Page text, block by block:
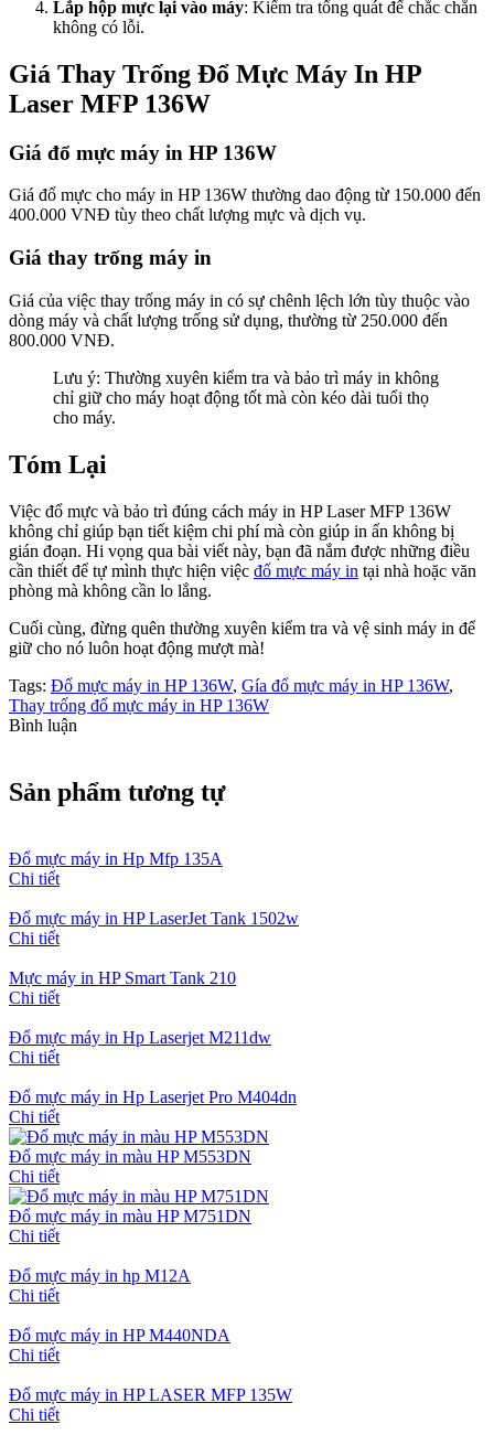
Lắp hộp mực lại vào máy: Kiểm tra tổng quát để chắc chắn
không có lỗi.
Giá Thay Trống Đổ Mực Máy In HP
Laser MFP 136W
Giá đổ mực máy in HP 136W
Giá đổ mực cho máy in HP 136W thường dao động từ 150.000 đến
400.000 VNĐ tùy theo chất lượng mực và dịch vụ.
Giá thay trống máy in
Giá của việc thay trống máy in có sự chênh lệch lớn tùy thuộc vào
dòng máy và chất lượng trống sử dụng, thường từ 250.000 đến
800.000 VNĐ.
Lưu ý: Thường xuyên kiểm tra và bảo trì máy in không
chỉ giữ cho máy hoạt động tốt mà còn kéo dài tuổi thọ
cho máy.
Tóm Lại
Việc đổ mực và bảo trì đúng cách máy in HP Laser MFP 136W
không chỉ giúp bạn tiết kiệm chi phí mà còn giúp in ấn không bị
gián đoạn. Hi vọng qua bài viết này, bạn đã nắm được những điều
cần thiết để tự mình thực hiện việc đổ mực máy in tại nhà hoặc văn
phòng mà không cần lo lắng.
Cuối cùng, đừng quên thường xuyên kiểm tra và vệ sinh máy in để
giữ cho nó luôn hoạt động mượt mà!
Tags: Đổ mực máy in HP 136W, Gía đổ mực máy in HP 136W,
Thay trống đổ mực máy in HP 136W
Bình luận
Sản phẩm tương tự
Đổ mực máy in Hp Mfp 135A
Chi tiết
Đổ mực máy in HP LaserJet Tank 1502w
Chi tiết
Mực máy in HP Smart Tank 210
Chi tiết
Đổ mực máy in Hp Laserjet M211dw
Chi tiết
Đổ mực máy in Hp Laserjet Pro M404dn
Chi tiết
Đổ mực máy in màu HP M553DN
Chi tiết
Đổ mực máy in màu HP M751DN
Chi tiết
Đổ mực máy in hp M12A
Chi tiết
Đổ mực máy in HP M440NDA
Chi tiết
Đổ mực máy in HP LASER MFP 135W
Chi tiết